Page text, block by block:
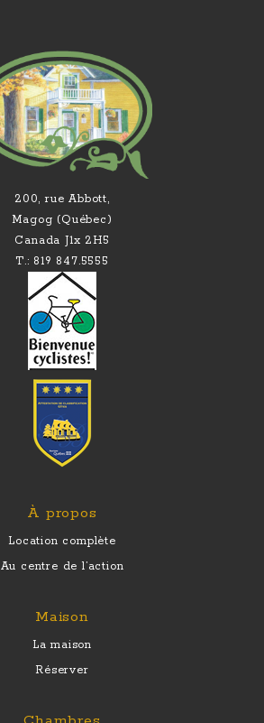
200, rue Abbott,
Magog (Québec)
Canada J1x 2H5
T.: 819 847.5555
À propos
Location complète
Au centre de l’action
Maison
La maison
Réserver